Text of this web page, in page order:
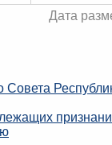
Дата
Совета